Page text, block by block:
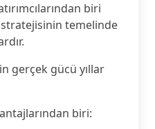
biri
stratejisinin temelinde
gerçek gücü yıllar
biri: